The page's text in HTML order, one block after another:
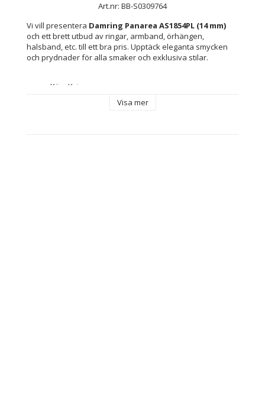
Art.nr: BB-S0309764
Vi vill presentera Damring Panarea AS1854PL (14 mm)
och ett brett utbud av ringar, armband, örhängen,
halsband, etc. till ett bra pris. Upptäck eleganta smycken
och prydnader för alla smaker och exklusiva stilar.
Kön: Kvinna
Visa mer